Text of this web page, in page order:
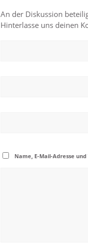
An der Diskussion
Hinterlasse uns deinen
Name, E-Mail-Adresse